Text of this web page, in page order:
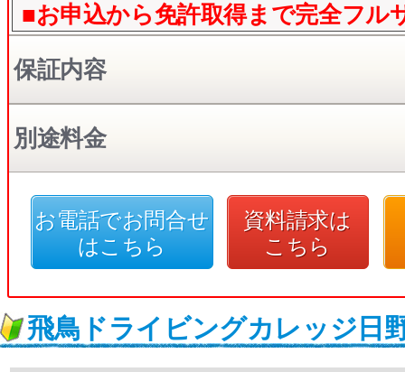
■お申込から免許取得まで完全フル
保証内容
別途料金
お電話でお問合せ
はこちら
資料請求は
こちら
飛鳥ドライビングカレッジ日